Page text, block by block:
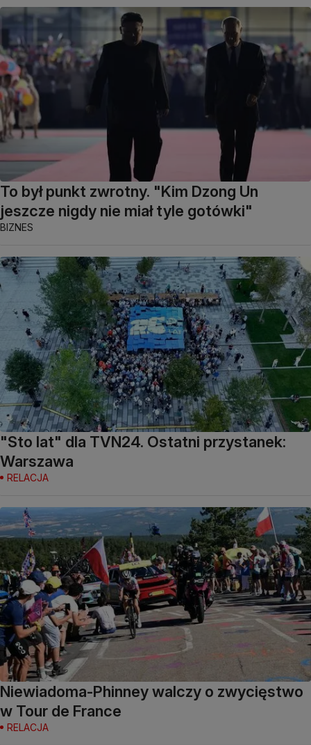
To był punkt zwrotny. "Kim Dzong Un
jeszcze nigdy nie miał tyle gotówki"
BIZNES
"Sto lat" dla TVN24. Ostatni przystanek:
Warszawa
RELACJA
Niewiadoma-Phinney walczy o zwycięstwo
w Tour de France
RELACJA